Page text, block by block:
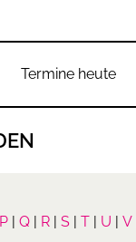
Termine heute
P | Q | R | S | T | U | V